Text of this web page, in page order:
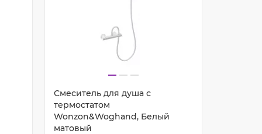
Смеситель для душа с
термостатом
Wonzon&Woghand, Белый
матовый